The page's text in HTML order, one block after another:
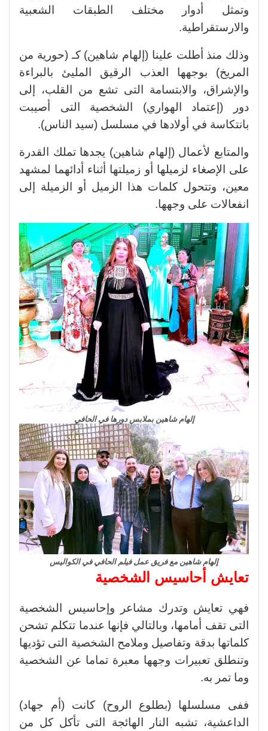
وتمثل أدوار مختلف الطبقات الشعبية
والارستقراطية.
وذلك منذ أطلت علينا (إلهام شاهين) كـ (حورية من
المريخ) بوجهها العذب الرقيق المليئ بالبراءة
والإشراق، والابتسامة التى تشع من القلب، إلى
دور (إعتماد الهواري) الشخصية التى أصيبت
بانتكاسة في أولادها في مسلسل (سيد الناس).
والمتابع لأعمال (إلهام شاهين) يجدها تملك القدرة
على الإصغاء لزميلها أو زميلتها أثناء أدائهما لمشهد
معين، وتتحول كلمات هذا الزميل أو الزميلة إلى
انفعالات على وجهها.
إلهام شاهين بملابس دورها في الحافي
إلهام شاهين مع فريق عمل فيلم الحافي في الكواليس
تعايش أحاسيس الشخصية
فهي تعايش وتدرك مشاعر وإحاسيس الشخصية
التى تقف أمامها، وبالتالي فإنها عندما تتكلم تشحن
كلماتها بدقة وتفاصيل وملامح الشخصية التى تؤديها
وتنطلق تعبيرات وجهها معبرة تماما عن الشخصية
وما تمر به.
ففى مسلسلها (بطلوع الروح) كانت (أم جهاد)
الداعشية، تشبه النار الهائجة التى تأكل كل من